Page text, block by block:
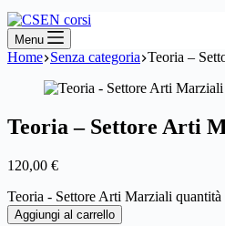
Menu
Home Senza categoria Teoria –
Teoria – Settore Arti
120,00 €
Teoria - Settore Arti Marziali quantità
Aggiungi al carrello